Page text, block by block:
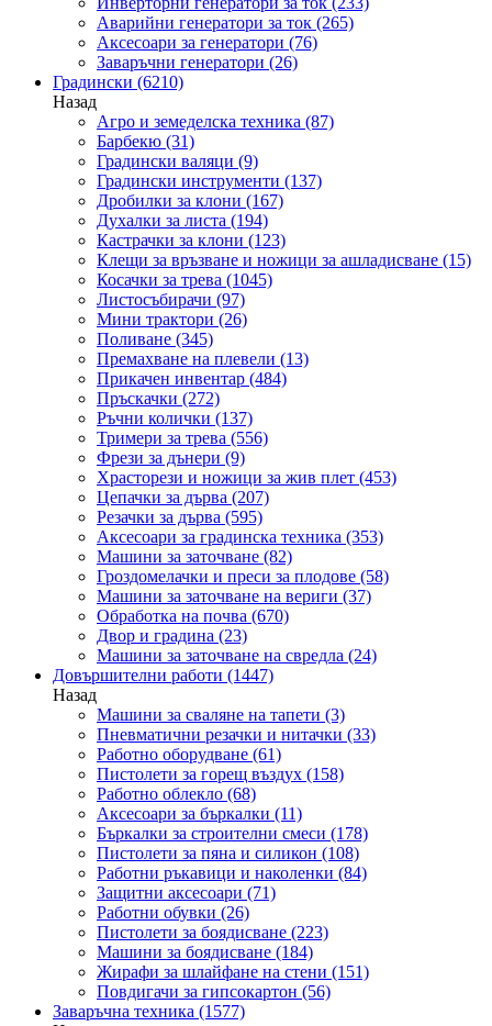
Аварийни генератори за ток (265)
Аксесоари за генератори (76)
Заваръчни генератори (26)
Градински (6210)
Назад
Агро и земеделска техника (87)
Барбекю (31)
Градински валяци (9)
Градински инструменти (137)
Дробилки за клони (167)
Духалки за листа (194)
Кастрачки за клони (123)
Клещи за връзване и ножици за ашладисване (15)
Косачки за трева (1045)
Листосъбирачи (97)
Мини трактори (26)
Поливане (345)
Премахване на плевели (13)
Прикачен инвентар (484)
Пръскачки (272)
Ръчни колички (137)
Тримери за трева (556)
Фрези за дънери (9)
Храсторези и ножици за жив плет (453)
Цепачки за дърва (207)
Резачки за дърва (595)
Аксесоари за градинска техника (353)
Машини за заточване (82)
Гроздомелачки и преси за плодове (58)
Машини за заточване на вериги (37)
Обработка на почва (670)
Двор и градина (23)
Машини за заточване на свредла (24)
Довършителни работи (1447)
Назад
Машини за сваляне на тапети (3)
Пневматични резачки и нитачки (33)
Работно оборудване (61)
Пистолети за горещ въздух (158)
Работно облекло (68)
Аксесоари за бъркалки (11)
Бъркалки за строителни смеси (178)
Пистолети за пяна и силикон (108)
Работни ръкавици и наколенки (84)
Защитни аксесоари (71)
Работни обувки (26)
Пистолети за боядисване (223)
Машини за боядисване (184)
Жирафи за шлайфане на стени (151)
Повдигачи за гипсокартон (56)
Заваръчна техника (1577)